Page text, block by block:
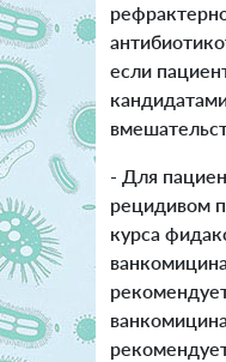
если
- Для
рецидивом
курса